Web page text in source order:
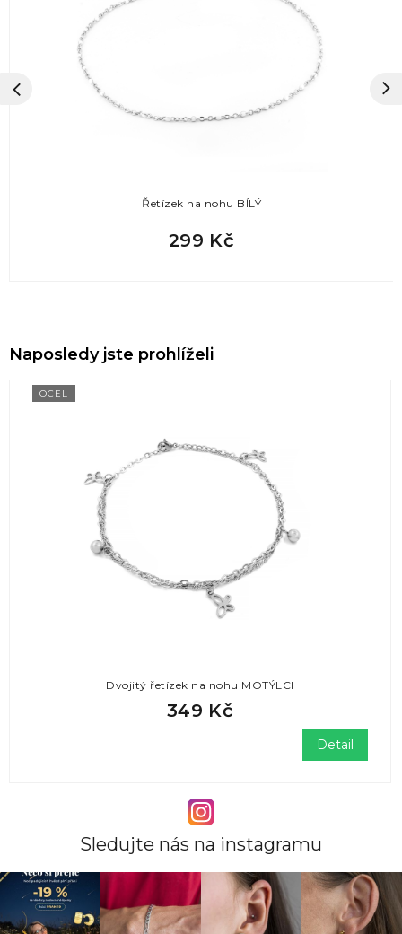
Řetízek na nohu BÍLÝ
299 Kč
Naposledy jste prohlíželi
OCEL
Dvojitý řetízek na nohu MOTÝLCI
349 Kč
Detail
Sledujte nás na instagramu